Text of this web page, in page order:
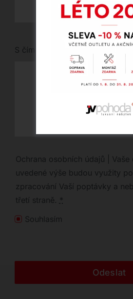
S čím vám můžeme pomoci?
Ochrana osobních údajů | Vaše
uvedené výše budou využity
zpracování Vaší poptávky a
třetí straně. *
Souhlasím
Odeslat